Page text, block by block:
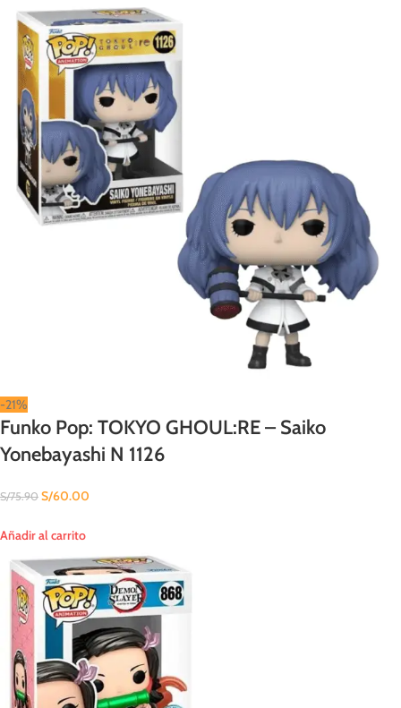
-21%
Funko Pop: TOKYO GHOUL:RE – Saiko
Yonebayashi N 1126
S/75.90 S/60.00
Añadir al carrito